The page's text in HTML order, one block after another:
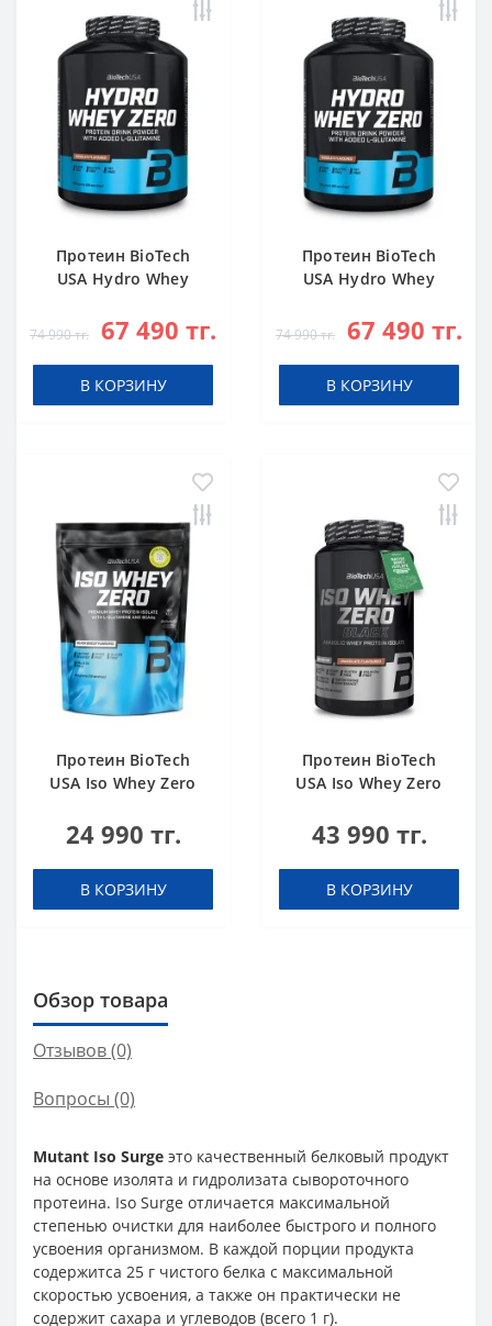
Протеин BioTech
USA Hydro Whey
g
74 990 тг. 67 490 тг.
В КОРЗИНУ
Протеин BioTech
USA Hydro Whey
74 990 тг. 67 490 тг.
В КОРЗИНУ
Протеин BioTech
USA Iso Whey Zero
454 g
24 990 тг.
В КОРЗИНУ
Протеин BioTech
USA Iso Whey Zero
43 990 тг.
В КОРЗИНУ
Обзор товара
Отзывов (0)
Вопросы (0)
Mutant Iso Surge это качественный белковый продукт
на основе изолята и гидролизата сывороточного
протеина. Iso Surge отличается максимальной
степенью очистки для наиболее быстрого и полного
усвоения организмом. В каждой порции продукта
содержитca 25 г чистого белка с максимальной
скоростью усвоения, а также он практически не
содержит сахара и углеводов (всего 1 г).